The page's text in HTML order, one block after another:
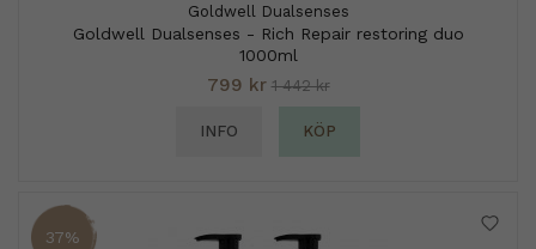
Goldwell Dualsenses
Goldwell Dualsenses - Rich Repair restoring duo
1000ml
799 kr 1 442 kr
INFO KÖP
37%